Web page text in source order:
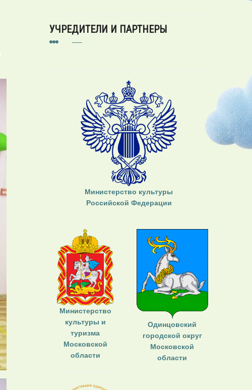
УЧРЕДИТЕЛИ И ПАРТНЕРЫ
Министерство культуры
Российской Федерации
Министерство
культуры и
туризма
Московской
области
Одинцовский
городской округ
Московской
области